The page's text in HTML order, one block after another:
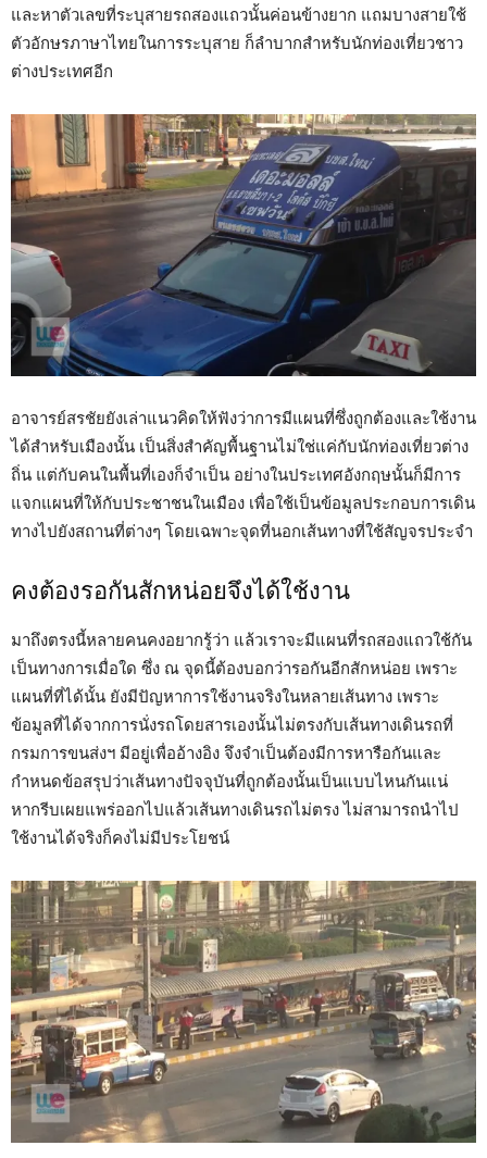
และหาตัวเลขที่ระบุสายรถสองแถวนั้นค่อนข้างยาก แถมบางสายใช้
ตัวอักษรภาษาไทยในการระบุสาย ก็ลำบากสำหรับนักท่องเที่ยวชาว
ต่างประเทศอีก
อาจารย์สรชัยยังเล่าแนวคิดให้ฟังว่าการมีแผนที่ซึ่งถูกต้องและใช้งาน
ได้สำหรับเมืองนั้น เป็นสิ่งสำคัญพื้นฐานไม่ใช่แค่กับนักท่องเที่ยวต่าง
ถิ่น แต่กับคนในพื้นที่เองก็จำเป็น อย่างในประเทศอังกฤษนั้นก็มีการ
แจกแผนที่ให้กับประชาชนในเมือง เพื่อใช้เป็นข้อมูลประกอบการเดิน
ทางไปยังสถานที่ต่างๆ โดยเฉพาะจุดที่นอกเส้นทางที่ใช้สัญจรประจำ
คงต้องรอกันสักหน่อยจึงได้ใช้งาน
มาถึงตรงนี้หลายคนคงอยากรู้ว่า แล้วเราจะมีแผนที่รถสองแถวใช้กัน
เป็นทางการเมื่อใด ซึ่ง ณ จุดนี้ต้องบอกว่ารอกันอีกสักหน่อย เพราะ
แผนที่ที่ได้นั้น ยังมีปัญหาการใช้งานจริงในหลายเส้นทาง เพราะ
ข้อมูลที่ได้จากการนั่งรถโดยสารเองนั้นไม่ตรงกับเส้นทางเดินรถที่
กรมการขนส่งฯ มีอยู่เพื่ออ้างอิง จึงจำเป็นต้องมีการหารือกันและ
กำหนดข้อสรุปว่าเส้นทางปัจจุบันที่ถูกต้องนั้นเป็นแบบไหนกันแน่
หากรีบเผยแพร่ออกไปแล้วเส้นทางเดินรถไม่ตรง ไม่สามารถนำไป
ใช้งานได้จริงก็คงไม่มีประโยชน์